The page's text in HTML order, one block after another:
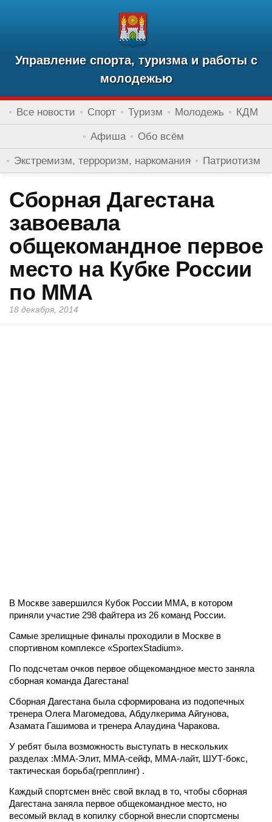
Управление спорта, туризма и работы с
молодежью
Все новости Спорт Туризм Молодежь КДМ
Афиша Обо всём
Экстремизм, терроризм, наркомания Патриотизм
Сборная Дагестана
завоевала
общекомандное первое
место на Кубке России
по ММА
18 декабря, 2014
В Москве завершился Кубок России ММА, в котором
приняли участие 298 файтера из 26 команд России.
Самые зрелищные финалы проходили в Москве в
спортивном комплексе «SportexStadium».
По подсчетам очков первое общекомандное место заняла
сборная команда Дагестана!
Сборная Дагестана была сформирована из подопечных
тренера Олега Магомедова, Абдулкерима Айгунова,
Азамата Гашимова и тренера Алаудина Чаракова.
У ребят была возможность выступать в нескольких
разделах :ММА-Элит, ММА-сейф, ММА-лайт, ШУТ-бокс,
тактическая борьба(грепплинг) .
Каждый спортсмен внёс свой вклад в то, чтобы сборная
Дагестана заняла первое общекомандное место, но
весомый вклад в копилку сборной внесли спортсмены